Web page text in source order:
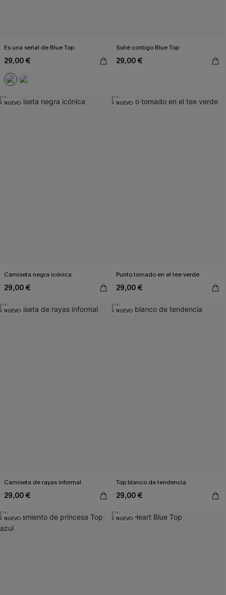
Es una señal de Blue Top
29,00 €
Soñé contigo Blue Top
29,00 €
NUEVO
Camiseta negra icónica
29,00 €
NUEVO
Punto tomado en el tee verde
29,00 €
NUEVO
Camiseta de rayas informal
29,00 €
NUEVO
Top blanco de tendencia
29,00 €
NUEVO NUEVO